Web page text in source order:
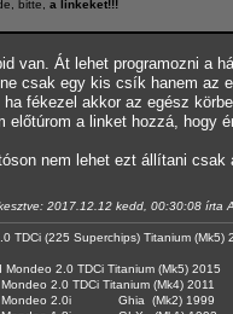
bitte, a linkeket!!!
van. Át lehet programozni a
csak egy kis csík hanem az
ha fékezel akkor az egész
előtúrom a linket hozzá, hogy
nem lehet ezt állítani csak
2017.12.12 kedd, 00:30:08 írta
TDCi (225 Superchips) Titanium (Mk5)
Mondeo 2.0 TDCi Titanium (Mk5) 2015
2.0 TDCi Titanium (Mk4) 2011
2.0i Ghia (Mk2) 1999